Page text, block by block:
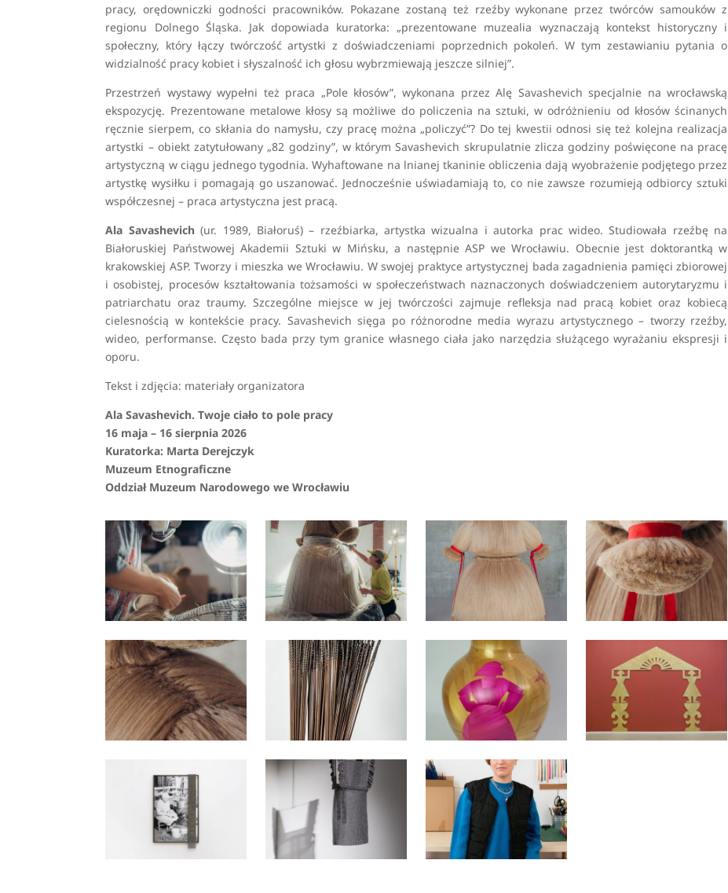
pracy, orędowniczki godności pracowników. Pokazane zostaną też rzeźby wykonane przez twórców samouków z
regionu Dolnego Śląska. Jak dopowiada kuratorka: „prezentowane muzealia wyznaczają kontekst historyczny i
społeczny, który łączy twórczość artystki z doświadczeniami poprzednich pokoleń. W tym zestawianiu pytania o
widzialność pracy kobiet i słyszalność ich głosu wybrzmiewają jeszcze silniej”.
Przestrzeń wystawy wypełni też praca „Pole kłosów”, wykonana przez Alę Savashevich specjalnie na wrocławską
ekspozycję. Prezentowane metalowe kłosy są możliwe do policzenia na sztuki, w odróżnieniu od kłosów ścinanych
ręcznie sierpem, co skłania do namysłu, czy pracę można „policzyć”? Do tej kwestii odnosi się też kolejna realizacja
artystki – obiekt zatytułowany „82 godziny”, w którym Savashevich skrupulatnie zlicza godziny poświęcone na pracę
artystyczną w ciągu jednego tygodnia. Wyhaftowane na lnianej tkaninie obliczenia dają wyobrażenie podjętego przez
artystkę wysiłku i pomagają go uszanować. Jednocześnie uświadamiają to, co nie zawsze rozumieją odbiorcy sztuki
współczesnej – praca artystyczna jest pracą.
Ala Savashevich (ur. 1989, Białoruś) – rzeźbiarka, artystka wizualna i autorka prac wideo. Studiowała rzeźbę na
Białoruskiej Państwowej Akademii Sztuki w Mińsku, a następnie ASP we Wrocławiu. Obecnie jest doktorantką w
krakowskiej ASP. Tworzy i mieszka we Wrocławiu. W swojej praktyce artystycznej bada zagadnienia pamięci zbiorowej
i osobistej, procesów kształtowania tożsamości w społeczeństwach naznaczonych doświadczeniem autorytaryzmu i
patriarchatu oraz traumy. Szczególne miejsce w jej twórczości zajmuje refleksja nad pracą kobiet oraz kobiecą
cielesnością w kontekście pracy. Savashevich sięga po różnorodne media wyrazu artystycznego – tworzy rzeźby,
wideo, performanse. Często bada przy tym granice własnego ciała jako narzędzia służącego wyrażaniu ekspresji i
oporu.
Tekst i zdjęcia: materiały organizatora
Ala Savashevich. Twoje ciało to pole pracy
16 maja – 16 sierpnia 2026
Kuratorka: Marta Derejczyk
Muzeum Etnograficzne
Oddział Muzeum Narodowego we Wrocławiu